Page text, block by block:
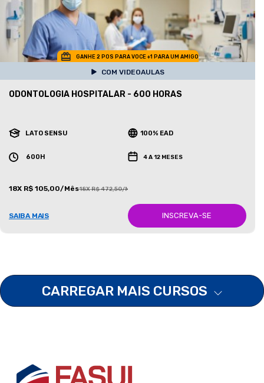
GANHE 2 POS PARA VOCE +1 PARA UM AMIGO
COM VIDEOAULAS
ODONTOLOGIA HOSPITALAR - 600 HORAS
LATO SENSU 100% EAD
600H 4 A 12 MESES
18X R$ 105,00/Mês18X R$ 472,50/Mês
SAIBA MAIS INSCREVA-SE
CARREGAR MAIS CURSOS